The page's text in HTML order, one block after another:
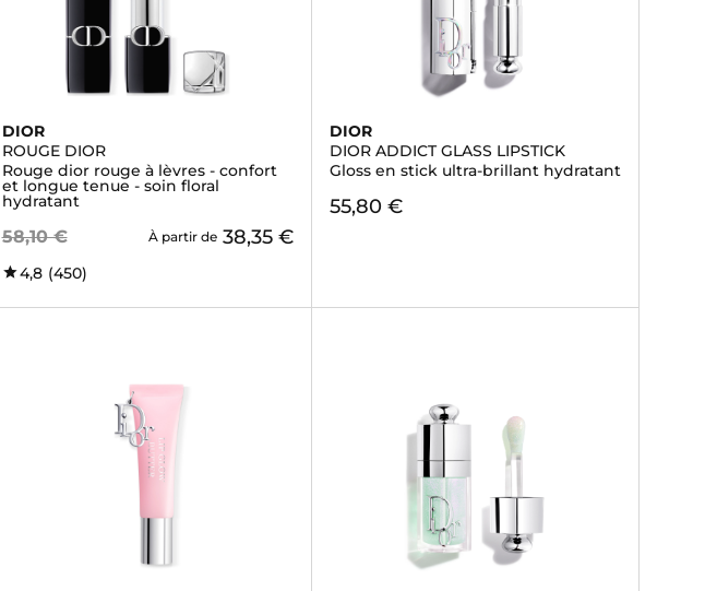
DIOR
ROUGE DIOR
Rouge dior rouge à lèvres - confort
et longue tenue - soin floral
hydratant
58,10 € À partir de 38,35 €
4,8 (450)
DIOR
DIOR ADDICT GLASS LIPSTICK
Gloss en stick ultra-brillant hydratant
55,80 €